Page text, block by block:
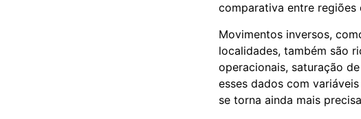
comparativa entre regiões
Movimentos inversos,
localidades, também são
operacionais, saturação
esses dados com
se torna ainda mais